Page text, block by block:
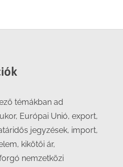
témákban ad
Európai Unió, export,
jegyzések, import,
kikötői ár,
nemzetközi